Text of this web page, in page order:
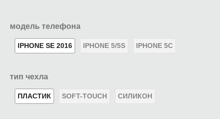
модель телефона
IPHONE SE 2016 IPHONE 5/5S IPHONE 5C
тип чехла
ПЛАСТИК SOFT-TOUCH СИЛИКОН